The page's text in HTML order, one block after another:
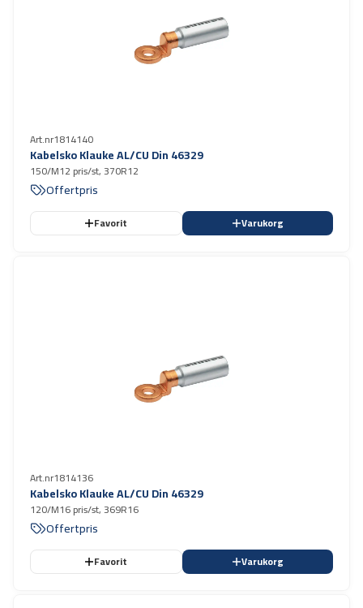
Art.nr1814140
Kabelsko Klauke AL/CU Din 46329
150/M12 pris/st, 370R12
Offertpris
Favorit Varukorg
Art.nr1814136
Kabelsko Klauke AL/CU Din 46329
120/M16 pris/st, 369R16
Offertpris
Favorit Varukorg